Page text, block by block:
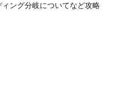
ング分岐についてなど攻略